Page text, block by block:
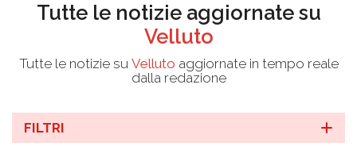
Tutte le notizie aggiornate su
Velluto
Tutte le notizie su Velluto aggiornate in tempo reale
dalla redazione
FILTRI